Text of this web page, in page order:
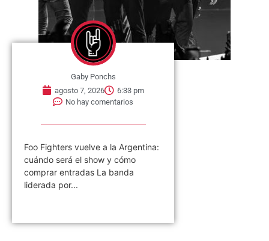
Gaby Ponchs
agosto 7, 2026
6:33 pm
No hay comentarios
Foo Fighters vuelve a la Argentina:
cuándo será el show y cómo
comprar entradas La banda
liderada por...